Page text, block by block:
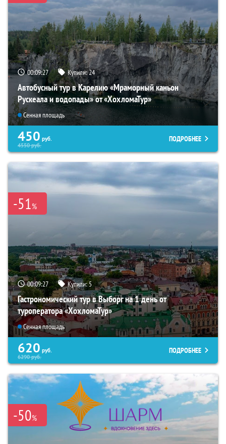
00:09:26 Купили:24
Автобусный тур в Карелию «Мраморный каньон
Рускеала и водопады» от «ХохломаТур»
Сенная площадь
450 руб.
4550руб.
ПОДРОБНЕЕ
-51%
00:09:26 Купили:5
Гастрономический тур в Выборг на 1 день от
туроператора «ХохломаТур»
Сенная площадь
620 руб.
6290руб.
ПОДРОБНЕЕ
-50%